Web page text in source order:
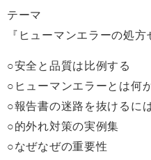
テーマ
『ヒューマンエラーの処方
○安全と品質は比例する
○ヒューマンエラーとは何
○報告書の迷路を抜けるに
○的外れ対策の実例集
○なぜなぜの重要性